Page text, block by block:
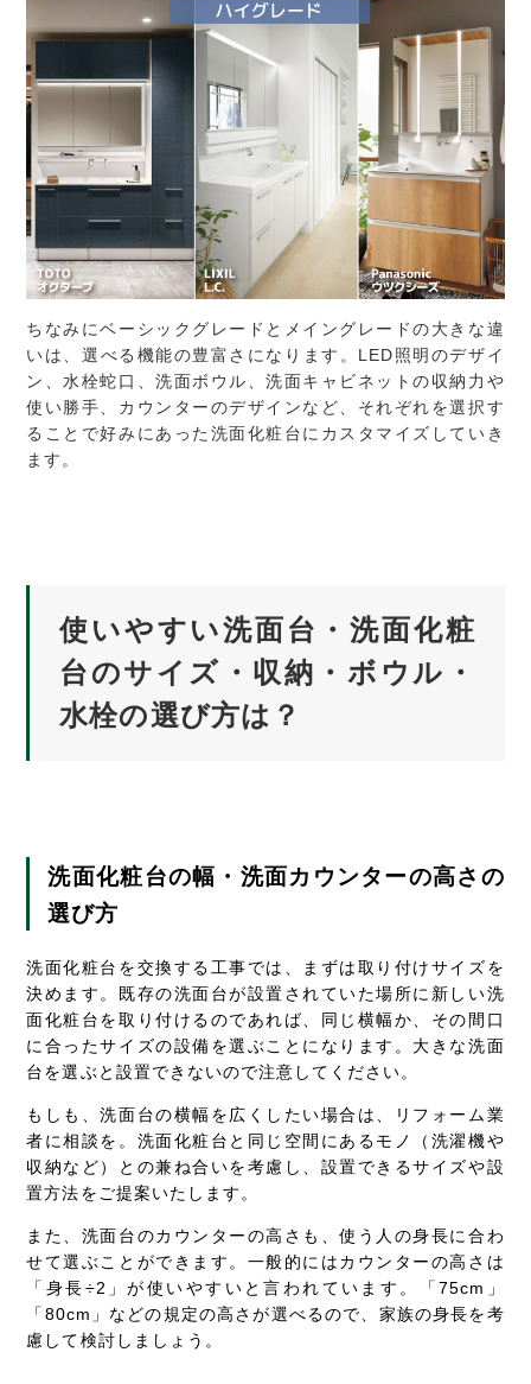
ちなみにベーシックグレードとメイングレードの大きな違
いは、選べる機能の豊富さになります。LED照明のデザイ
ン、水栓蛇口、洗面ボウル、洗面キャビネットの収納力や
使い勝手、カウンターのデザインなど、それぞれを選択す
ることで好みにあった洗面化粧台にカスタマイズしていき
ます。
使いやすい洗面台・洗面化粧
台のサイズ・収納・ボウル・
水栓の選び方は？
洗面化粧台の幅・洗面カウンターの高さの
選び方
洗面化粧台を交換する工事では、まずは取り付けサイズを
決めます。既存の洗面台が設置されていた場所に新しい洗
面化粧台を取り付けるのであれば、同じ横幅か、その間口
に合ったサイズの設備を選ぶことになります。大きな洗面
台を選ぶと設置できないので注意してください。
もしも、洗面台の横幅を広くしたい場合は、リフォーム業
者に相談を。洗面化粧台と同じ空間にあるモノ（洗濯機や
収納など）との兼ね合いを考慮し、設置できるサイズや設
置方法をご提案いたします。
また、洗面台のカウンターの高さも、使う人の身長に合わ
せて選ぶことができます。一般的にはカウンターの高さは
「身長÷2 」が使いやすいと言われています。「75cm 」
「80cm 」などの規定の高さが選べるので、家族の身長を考
慮して検討しましょう。